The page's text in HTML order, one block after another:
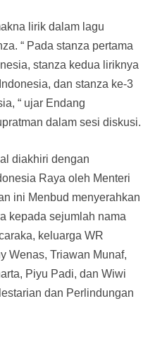
lirik dalam lagu
“ Pada stanza pertama
stanza kedua liriknya
dan stanza ke-3
“ ujar Endang
dalam sesi diskusi.
diakhiri dengan
Raya oleh Menteri
ini Menbud menyerahkan
kepada sejumlah nama
keluarga WR
Wenas, Triawan Munaf,
Piyu Padi, dan Wiwi
dan Perlindungan